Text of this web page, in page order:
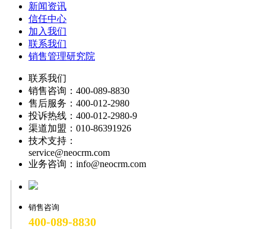
销售易【新公海池】自动分
轻轻松松理好线索和客户！
公海标签维度设置
Ø 单层级公海分组
据流转轻松实现
新闻资讯
信任中心
加入我们
联系我们
销售管理研究院
联系我们
销售咨询：400-089-8830
售后服务：400-012-2980
投诉热线：400-012-2980-9
渠道加盟：010-86391926
技术支持：
service@neocrm.com
业务咨询：info@neocrm.com
销售咨询
400-089-8830